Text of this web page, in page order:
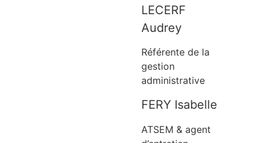
LECERF
Audrey
Référente de la
gestion
administrative
FERY Isabelle
ATSEM & agent